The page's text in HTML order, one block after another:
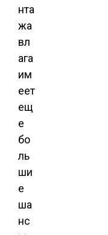
нта
жа
вл
ага
им
еет
ещ
е
бо
ль
ши
е
ша
нс